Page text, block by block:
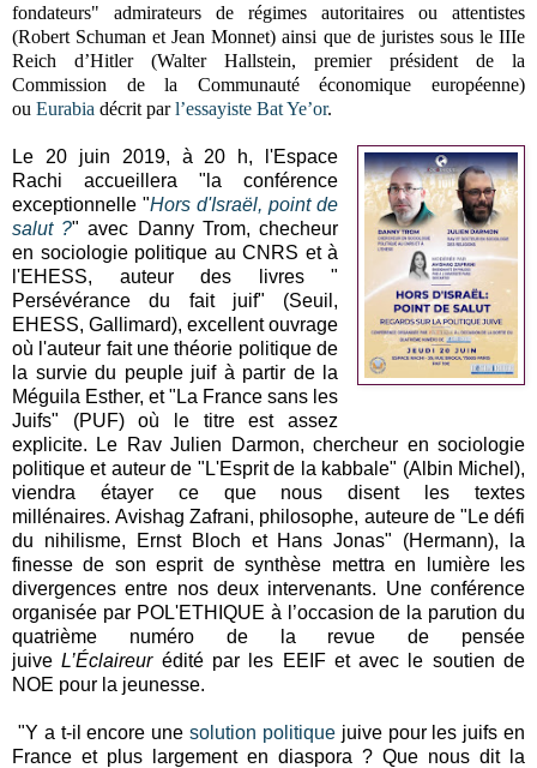
fondateurs" admirateurs de régimes autoritaires ou attentistes
(Robert Schuman et Jean Monnet) ainsi que de juristes sous le IIIe
Reich d’Hitler (Walter Hallstein, premier président de la
Commission de la Communauté économique européenne)
ou Eurabia décrit parl’essayiste Bat Ye’or.
Le 20 juin 2019, à 20 h, l'Espace
Rachi accueillera "la conférence
exceptionnelle "Hors d'Israël, point de
salut ?"avec Danny Trom, checheur
en sociologie politique au CNRS et à
l'EHESS, auteur des livres "
Persévérance du fait juif" (Seuil,
EHESS, Gallimard), excellent ouvrage
où l'auteur fait une théorie politique de
la survie du peuple juif à partir de la
Méguila Esther, et "La France sans les
Juifs" (PUF) où le titre est assez
explicite. Le Rav Julien Darmon, chercheur en sociologie
politique et auteur de "L'Esprit de la kabbale" (Albin Michel),
viendra étayer ce que nous disent les textes
millénaires.Avishag Zafrani, philosophe, auteure de "Le défi
du nihilisme, Ernst Bloch et Hans Jonas" (Hermann), la
finesse de son esprit de synthèse mettra en lumière les
divergences entre nos deux intervenants. Une conférence
organisée par POL'ETHIQUE à l’occasion de la parution du
quatrième numéro de la revue de pensée
juiveL’Éclaireurédité par les EEIF et avec le soutien de
NOE pour la jeunesse.
"Y a t-il encore une solution politiquejuive pour les juifs en
France et plus largement en diaspora ? Que nous dit la